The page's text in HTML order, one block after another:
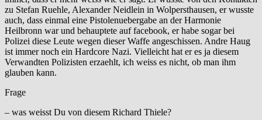
zu Stefan Ruehle, Alexander Neidlein in Wolpersthausen, er wusste
auch, dass einmal eine Pistolenuebergabe an der Harmonie
Heilbronn war und behauptete auf facebook, er habe sogar bei
Polizei diese Leute wegen dieser Waffe angeschissen. Andre Haug
ist immer noch ein Hardcore Nazi. Vielleicht hat er es ja diesem
Verwandten Polizisten erzaehlt, ich weiss es nicht, ob man ihm
glauben kann.
Frage
– was weisst Du von diesem Richard Thiele?